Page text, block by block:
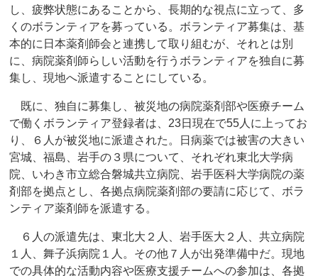
し、疲弊状態にあることから、長期的な視点に立って、多
くのボランティアを募っている。ボランティア募集は、基
本的に日本薬剤師会と連携して取り組むが、それとは別
に、病院薬剤師らしい活動を行うボランティアを独自に募
集し、現地へ派遣することにしている。
既に、独自に募集し、被災地の病院薬剤部や医療チーム
で働くボランティア登録者は、23日現在で55人に上ってお
り、６人が被災地に派遣された。日病薬では被害の大きい
宮城、福島、岩手の３県について、それぞれ東北大学病
院、いわき市立総合磐城共立病院、岩手医科大学病院の薬
剤部を拠点とし、各拠点病院薬剤部の要請に応じて、ボラ
ンティア薬剤師を派遣する。
６人の派遣先は、東北大２人、岩手医大２人、共立病院
１人、舞子浜病院１人。その他７人が出発準備中だ。現地
での具体的な活動内容や医療支援チームへの参加は、各拠